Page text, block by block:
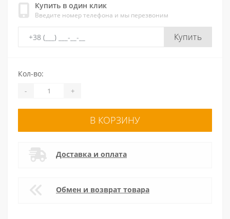
Купить в один клик
Введите номер телефона и мы перезвоним
Купить
Кол-во:
- +
В КОРЗИНУ
Доставка и оплата
Обмен и возврат товара